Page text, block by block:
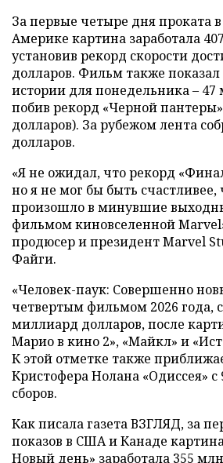
За первые четыре дня проката
Америке картина заработала
установив рекорд скорости
долларов. Фильм также
истории для понедельника – 47
побив рекорд «Черной
долларов). За рубежом лента
долларов.
«Я не ожидал, что рекорд
но я не мог бы быть счастливее,
произошло в минувшие
фильмом киновселенной
продюсер и президент Marvel
Файги.
«Человек-паук: Совершенно
четвертым фильмом 2026 года,
миллиард долларов, после
Марио в кино 2», «Майкл» и
К этой отметке также
Кристофера Нолана «Одиссея»
сборов.
Как писала газета ВЗГЛЯД, за
показов в США и Канаде
Новый день» заработала 355